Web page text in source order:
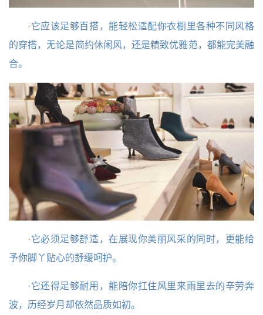
·它应该足够百搭，能轻松适配你衣橱里各种不同风格
的穿搭，无论是简约休闲风，还是精致优雅范，都能完美融
合。
·它必须足够舒适，在展现你美丽风采的同时，更能给
予你脚丫贴心的舒缓呵护。
·它还得足够耐用，能陪你扛住风里来雨里去的辛劳奔
波，历经岁月却依然品质如初。